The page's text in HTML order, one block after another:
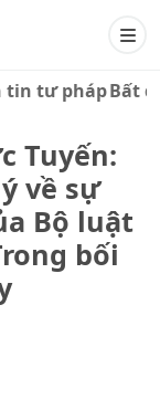
tin tư phápBất
Tuyến:
về sự
Bộ luật
bối